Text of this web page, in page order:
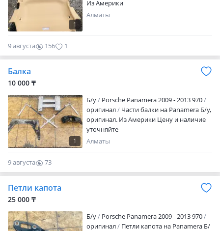
1
Из Америки
Алматы
9 августа 156 1
Балка
10 000 ₸
1
Б/y
Porsche Panamera 2009 - 2013 970
оригинал
Части балки на Panamera Б/у,
оригинал. Из Америки Цену и наличие
уточняйте
Алматы
9 августа
73
0
Петли капота
25 000 ₸
Б/y
Porsche Panamera 2009 - 2013 970
оригинал
Петли капота на Panamera Б/